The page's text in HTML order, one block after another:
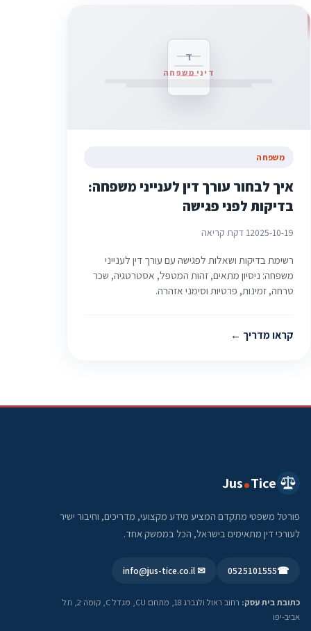
ד
דיני משפחה
משפחה
איך לבחור עורך דין לענייני משפחה:
בדיקות לפני פגישה
2025-10-191 דקת קריאה
רשימת בדיקות ושאלות לפגישה עם עורך דין לענייני
משפחה: ניסיון מתאים, זהות המטפל, אסטרטגיה, שכר
טרחה, זמינות, פרטיות וסימני אזהרה.
קראו מדריך
Jus Tice
פורטל משפטי מתקדם המציע מידע מקצועי, מדריכים, וחיבור ישיר
לעורכי דין מתאימים בישראל, הכל בממשק אחד.
☎
0525101555
✉ info@jus-tice.co.il
כתובת בית עסק:
רחוב ראול ולנברג 18, מתחם CU, מגדל C, קומה 2, תל
אביב-יפו